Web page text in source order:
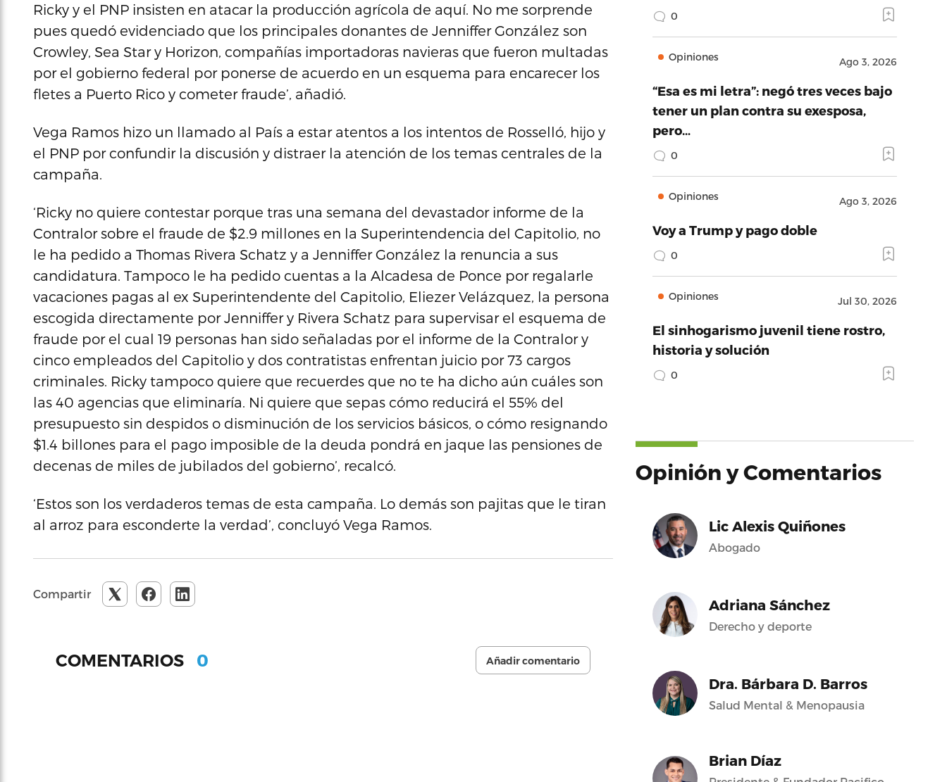
Ricky y el PNP insisten en atacar la producción agrícola de aquí. No me sorprende
pues quedó evidenciado que los principales donantes de Jenniffer González son
Crowley, Sea Star y Horizon, compañías importadoras navieras que fueron multadas
por el gobierno federal por ponerse de acuerdo en un esquema para encarecer los
fletes a Puerto Rico y cometer fraude’, añadió.
Vega Ramos hizo un llamado al País a estar atentos a los intentos de Rosselló, hijo y
el PNP por confundir la discusión y distraer la atención de los temas centrales de la
campaña.
‘Ricky no quiere contestar porque tras una semana del devastador informe de la
Contralor sobre el fraude de $2.9 millones en la Superintendencia del Capitolio, no
le ha pedido a Thomas Rivera Schatz y a Jenniffer González la renuncia a sus
candidatura. Tampoco le ha pedido cuentas a la Alcadesa de Ponce por regalarle
vacaciones pagas al ex Superintendente del Capitolio, Eliezer Velázquez, la persona
escogida directamente por Jenniffer y Rivera Schatz para supervisar el esquema de
fraude por el cual 19 personas han sido señaladas por el informe de la Contralor y
cinco empleados del Capitolio y dos contratistas enfrentan juicio por 73 cargos
criminales. Ricky tampoco quiere que recuerdes que no te ha dicho aún cuáles son
las 40 agencias que eliminaría. Ni quiere que sepas cómo reducirá el 55% del
presupuesto sin despidos o disminución de los servicios básicos, o cómo resignando
$1.4 billones para el pago imposible de la deuda pondrá en jaque las pensiones de
decenas de miles de jubilados del gobierno’, recalcó.
‘Estos son los verdaderos temas de esta campaña. Lo demás son pajitas que le tiran
al arroz para esconderte la verdad’, concluyó Vega Ramos.
Compartir
COMENTARIOS 0 Añadir comentario
0
Opiniones Ago 3, 2026
“Esa es mi letra”: negó tres veces bajo
tener un plan contra su exesposa,
pero…
0
Opiniones Ago 3, 2026
Voy a Trump y pago doble
0
Opiniones Jul 30, 2026
El sinhogarismo juvenil tiene rostro,
historia y solución
0
Opinión y Comentarios
Lic Alexis Quiñones
Abogado
Adriana Sánchez
Derecho y deporte
Dra. Bárbara D. Barros
Salud Mental & Menopausia
Brian Díaz